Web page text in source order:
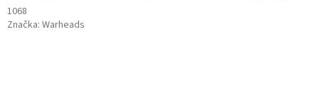
1068
Značka: Warheads